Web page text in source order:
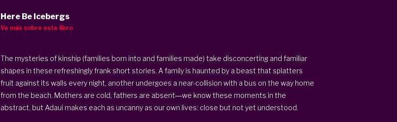
Here Be Icebergs
Ve más sobre este libro
The mysteries of kinship (families born into and families made) take disconcerting and familiar
shapes in these refreshingly frank short stories. A family is haunted by a beast that splatters
fruit against its walls every night, another undergoes a near-collision with a bus on the way home
from the beach. Mothers are cold, fathers are absent―we know these moments in the
abstract, but Adaui makes each as uncanny as our own lives: close but not yet understood.